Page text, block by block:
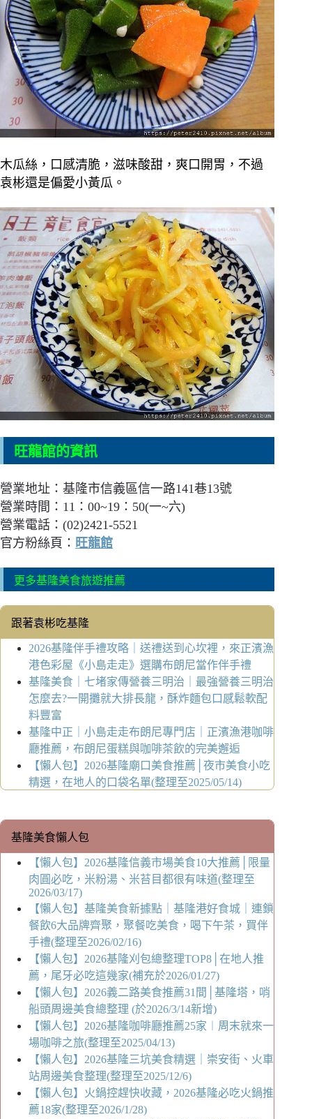
木瓜絲，口感清脆，滋味酸甜，爽口開胃，不過
袁彬還是偏愛小黃瓜。
旺龍館的資訊
營業地址：基隆市信義區信一路141巷13號
營業時間：11：00~19：50(一~六)
營業電話：(02)2421-5521
官方粉絲頁： 旺龍館
更多基隆美食旅遊推薦
跟著袁彬吃基隆
2026基隆伴手禮攻略｜送禮送到心坎裡，來正濱漁
港色彩屋《小島走走》選購布朗尼當作伴手禮
基隆美食｜七堵家傳營養三明治｜最強營養三明治
怎麼去?一開攤就大排長龍，酥炸麵包口感鬆軟配
料豐富
基隆中正｜小島走走布朗尼專門店｜正濱漁港咖啡
廳推薦，布朗尼蛋糕與咖啡茶飲的完美邂逅
【懶人包】2026基隆廟口美食推薦│夜市美食小吃
精選，在地人的口袋名單(整理至2025/05/14)
基隆美食懶人包
【懶人包】2026基隆信義市場美食10大推薦│限量
肉圓必吃，米粉湯、米苔目都很有味道(整理至
2026/03/17)
【懶人包】基隆美食新據點｜基隆港好食城｜連鎖
餐飲6大品牌齊聚，聚餐吃美食，喝下午茶，買伴
手禮(整理至2026/02/16)
【懶人包】2026基隆刈包總整理TOP8│在地人推
薦，尾牙必吃這幾家(補充於2026/01/27)
【懶人包】2026義二路美食推薦31間│基隆塔，哨
船頭周邊美食總整理 (於2026/3/14新增)
【懶人包】2026基隆咖啡廳推薦25家︱周末就來一
場咖啡之旅(整理至2025/04/13)
【懶人包】2026基隆三坑美食精選｜崇安街、火車
站周邊美食整理(整理至2025/12/6)
【懶人包】火鍋控趕快收藏，2026基隆必吃火鍋推
薦18家(整理至2026/1/28)